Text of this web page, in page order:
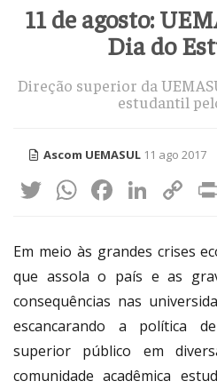
11 de agosto:
Dia do
Direção superior da
estudantil
Ascom UEMASUL 11 ago 2017
Twitter
WhatsApp
Em meio às grandes crises
que assola o país e as
consequências nas
escancarando a política
superior público em
comunidade acadêmica